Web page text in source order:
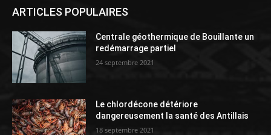
ARTICLES POPULAIRES
Centrale géothermique de Bouillante un
redémarrage partiel
24 septembre 2021
Le chlordécone détériore
dangereusement la santé des Antillais
18 septembre 2021